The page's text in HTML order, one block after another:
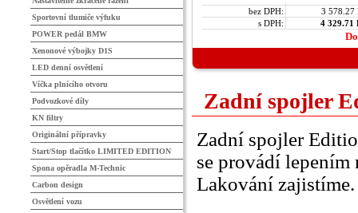
bez DPH:
3 578.27
s DPH:
4 329.71
Zadní spojler
Zadní spojler
se provádí
Lakování zajistíme.
Sportovní tlumiče výfuku
POWER pedál BMW
Xenonové výbojky D1S
LED denní osvětlení
Víčka plnícího otvoru
Podvozkové díly
KN filtry
Originální přípravky
Start/Stop tlačítko LIMITED EDITION
Spona opěradla M-Technic
Carbon design
Osvětlení vozu